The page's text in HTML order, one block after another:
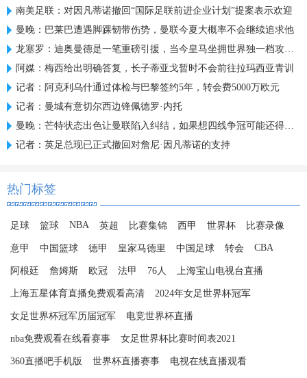
南美足联：对因凡蒂诺撤回“国际足联前进企业计划”提案表示欢迎
曼晚：巴莱巴遭遇脚踝韧带伤势，曼联今夏大概率不会继续追求他
龙塞罗：迪奥曼德是一笔重磅引援，当今皇马坐拥世界独一档攻击线
阿媒：梅西给出明确答复，长子蒂亚戈暂时不会前往拉玛西亚青训
记者：阿克利乌什通过体检与巴黎签约5年，转会费5000万欧元
记者：曼城有意切尔西边锋佩德罗·内托
曼晚：芒特状态出色让曼联陷入纠结，如果想四线争冠可能还得买人
记者：英足总现已正式撤回对詹尼·因凡蒂诺的支持
热门标签
足球 篮球 NBA 英超 比赛集锦 西甲 世界杯 比赛录像
意甲 中国篮球 德甲 皇家马德里 中国足球 转会 CBA
阿根廷 詹姆斯 欧冠 法甲 76人 上海宝山电视台直播
上海五星体育直播免费观看高清 2024年女足世界杯冠军
女足世界杯冠军历届冠军 ‌电竞世界杯直播
nba免费观看在线看赛事 女足世界杯比赛时间表2021
360直播吧手机版 世界杯直播赛事 电视在线直播观看